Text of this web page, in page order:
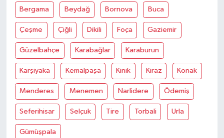
Bergama Beydağ Bornova Buca
Çeşme Çiğli Dikili Foça Gaziemir
Güzelbahçe Karabağlar Karaburun
Karşiyaka Kemalpaşa Kinik Kiraz Konak
Menderes Menemen Narlidere Ödemiş
Seferihisar Selçuk Tire Torbali Urla
Gümüşpala